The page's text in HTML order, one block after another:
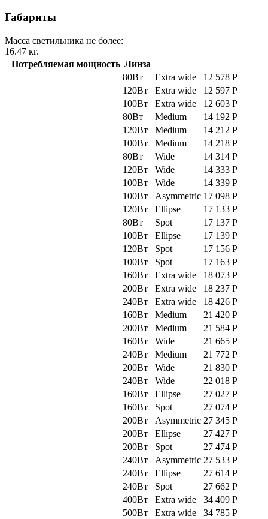
Габариты
Масса светильника не более:
16.47 кг.
Потребляемая мощность Линза
80Вт
Extra wide 12 578 Р
120Вт
Extra wide 12 597 Р
100Вт
Extra wide 12 603 Р
80Вт
Medium 14 192 Р
120Вт
Medium 14 212 Р
100Вт
Medium 14 218 Р
80Вт
Wide 14 314 Р
120Вт
Wide 14 333 Р
100Вт
Wide 14 339 Р
100Вт
Asymmetric 17 098 Р
120Вт
Ellipse 17 133 Р
80Вт
Spot 17 137 Р
100Вт
Ellipse 17 139 Р
120Вт
Spot 17 156 Р
100Вт
Spot 17 163 Р
160Вт
Extra wide 18 073 Р
200Вт
Extra wide 18 237 Р
240Вт
Extra wide 18 426 Р
160Вт
Medium 21 420 Р
200Вт
Medium 21 584 Р
160Вт
Wide 21 665 Р
240Вт
Medium 21 772 Р
200Вт
Wide 21 830 Р
240Вт
Wide 22 018 Р
160Вт
Ellipse 27 027 Р
160Вт
Spot 27 074 Р
200Вт
Asymmetric 27 345 Р
200Вт
Ellipse 27 427 Р
200Вт
Spot 27 474 Р
240Вт
Asymmetric 27 533 Р
240Вт
Ellipse 27 614 Р
240Вт
Spot 27 662 Р
400Вт
Extra wide 34 409 Р
500Вт
Extra wide 34 785 Р